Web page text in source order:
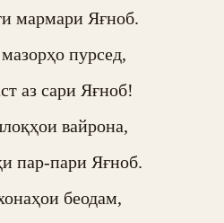
мармари Яғноб.
пурсед,
аз сари Яғноб!
вайрона,
пар-пари Яғноб.
беодам,